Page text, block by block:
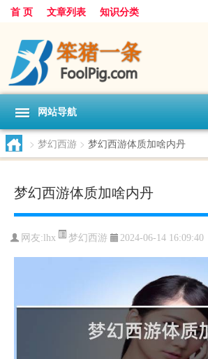
首 页 文章列表 知识分类
网站导航
> 梦幻西游 > 梦幻西游体质加啥内丹
梦幻西游体质加啥内丹
网友: lhx 梦幻西游 2024-06-14 16:09:40